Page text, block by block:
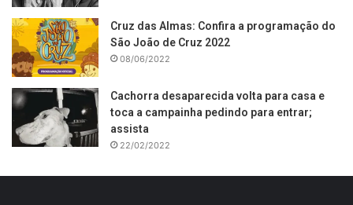
Cruz das Almas: Confira a programação do
São João de Cruz 2022
08/06/2022
Cachorra desaparecida volta para casa e
toca a campainha pedindo para entrar;
assista
22/02/2022